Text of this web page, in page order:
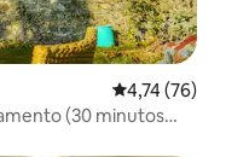
4,74 de uma
4,74 (76)
(30 minutos